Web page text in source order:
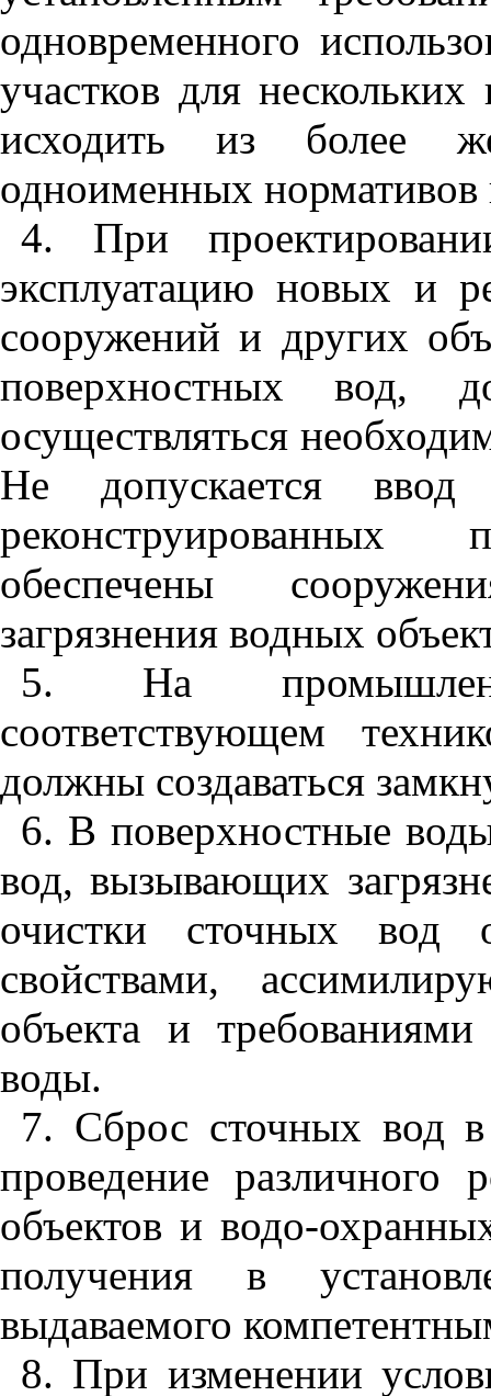
одновременного
участков для нескольких
исходить из более
одноименных нормативов
4. При
эксплуатацию новых и
сооружений и других
поверхностных вод,
осуществляться
Не допускается
обеспечены
загрязнения водных
5. На
соответствующем
должны создаваться
6. В поверхностные
вод, вызывающих
очистки сточных вод
свойствами,
объекта и требованиями
воды.
7. Сброс сточных вод
проведение различного
объектов и водо-
получения в
выдаваемого
8. При изменении